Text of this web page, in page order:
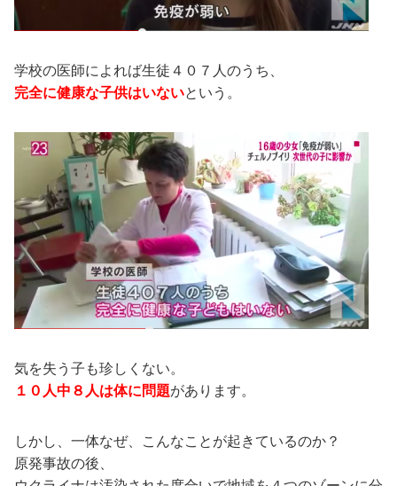
学校の医師によれば生徒４０７人のうち、
完全に健康な子供はいないという。
気を失う子も珍しくない。
１０人中８人は体に問題があります。
しかし、一体なぜ、こんなことが起きているのか？
原発事故の後、